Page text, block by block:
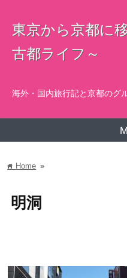
東京から京都に
古都ライフ～
海外・国内旅行記と京都のグ
home Home »
明洞